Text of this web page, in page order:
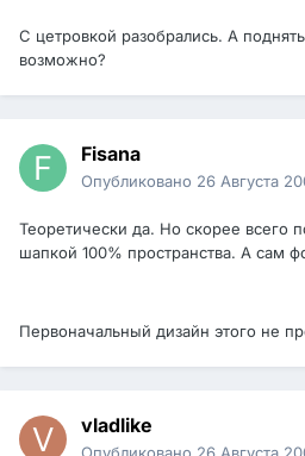
С цетровкой разобрались. А
возможно?
Fisana
Опубликовано 26 Августа
Теоретически да. Но скорее всего
шапкой 100% пространства. А сам
Первоначальный дизайн этого не
vladlike